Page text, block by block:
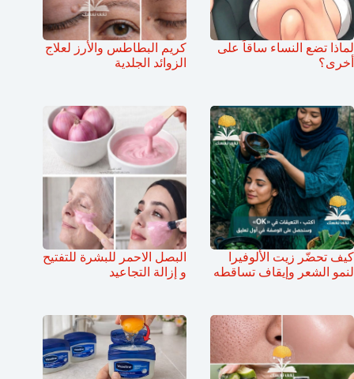
لماذا تضع النساء ساقاً على
أخرى؟
كريم البطاطس والأرز لعلاج
الزوائد الجلدية
كيف تحضّر زيت الألوفيرا
لنمو الشعر وإيقاف تساقطه
البصل الاحمر للبشرة للتفتيح
و إزالة التجاعيد